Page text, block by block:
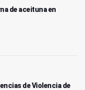
de aceituna en
de Violencia de